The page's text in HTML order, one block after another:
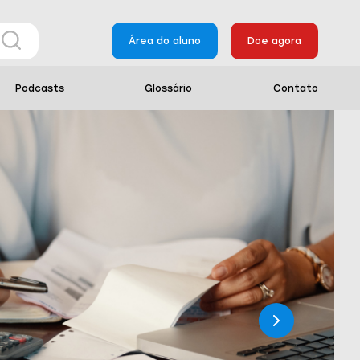
Área do aluno Doe agora
Podcasts Glossário Contato